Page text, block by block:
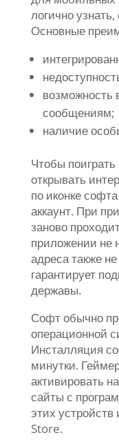
логично
Основные
возможность
сообщениям;
наличие
Чтобы
открывать
по иконке
аккаунт. При
заново
приложении не
адреса также
гарантирует
державы.
Софт обычно
операционной
Инсталляция
минутки.
активировать
сайты с
этих устройств
Store.